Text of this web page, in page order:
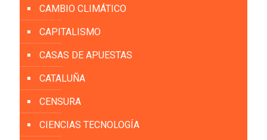
CAMBIO CLIMÁTICO
CAPITALISMO
CASAS DE APUESTAS
CATALUÑA
CENSURA
CIENCIAS TECNOLOGÍA